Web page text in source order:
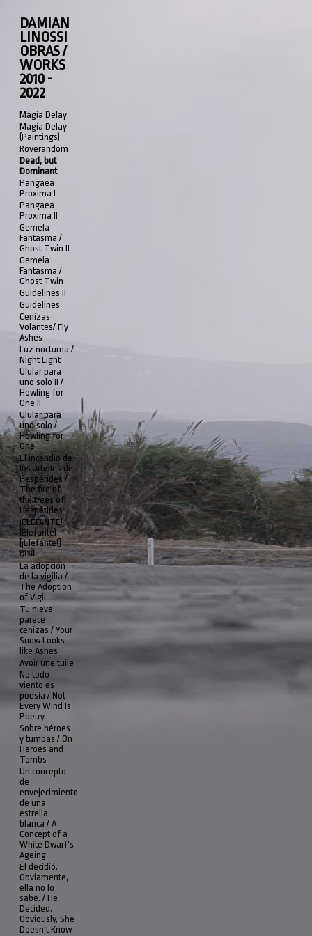
DAMIAN
LINOSSI
OBRAS /
WORKS
2010 -
2022
Magia Delay
Magia Delay
(Paintings)
Roverandom
Dead, but
Dominant
Pangaea
Proxima I
Pangaea
Proxima II
Gemela
Fantasma /
Ghost Twin II
Gemela
Fantasma /
Ghost Twin
Guidelines II
Guidelines
Cenizas
Volantes/ Fly
Ashes
Luz nocturna /
Night Light
Ulular para
uno solo II /
Howling for
One II
Ulular para
uno solo /
Howling for
One
El incendio de
los árboles de
Hespérides /
The fire of
the trees of
Hespérides
¡ELEFANTE!
(Elefante)
[¡Elefante!]
हाथी
La adopción
de la vigilia /
The Adoption
of Vigil
Tu nieve
parece
cenizas / Your
Snow Looks
like Ashes
Avoir une tuile
No todo
viento es
poesía / Not
Every Wind Is
Poetry
Sobre héroes
y tumbas / On
Heroes and
Tombs
Un concepto
de
envejecimiento
de una
estrella
blanca / A
Concept of a
White Dwarf's
Ageing
Él decidió.
Obviamente,
ella no lo
sabe. / He
Decided.
Obviously, She
Doesn't Know.